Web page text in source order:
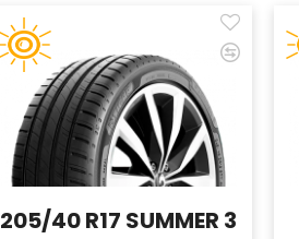
205/40 R17 SUMMER 3